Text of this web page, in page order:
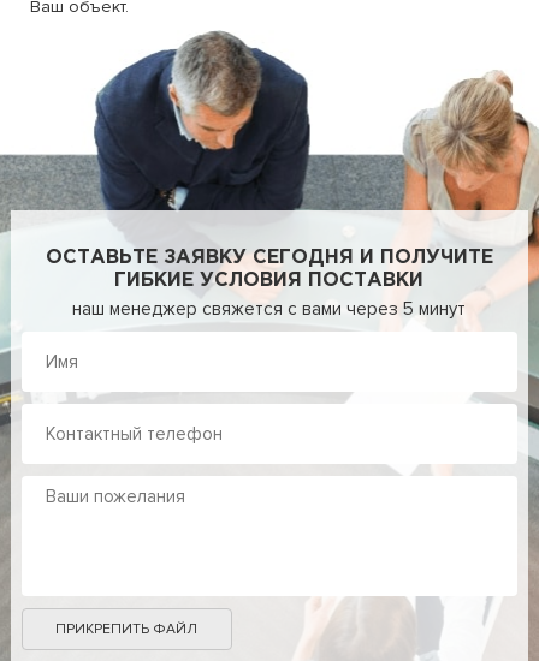
Ваш объект.
ОСТАВЬТЕ ЗАЯВКУ СЕГОДНЯ И ПОЛУЧИТЕ
ГИБКИЕ УСЛОВИЯ ПОСТАВКИ
наш менеджер свяжется с вами через 5 минут
ПРИКРЕПИТЬ ФАЙЛ